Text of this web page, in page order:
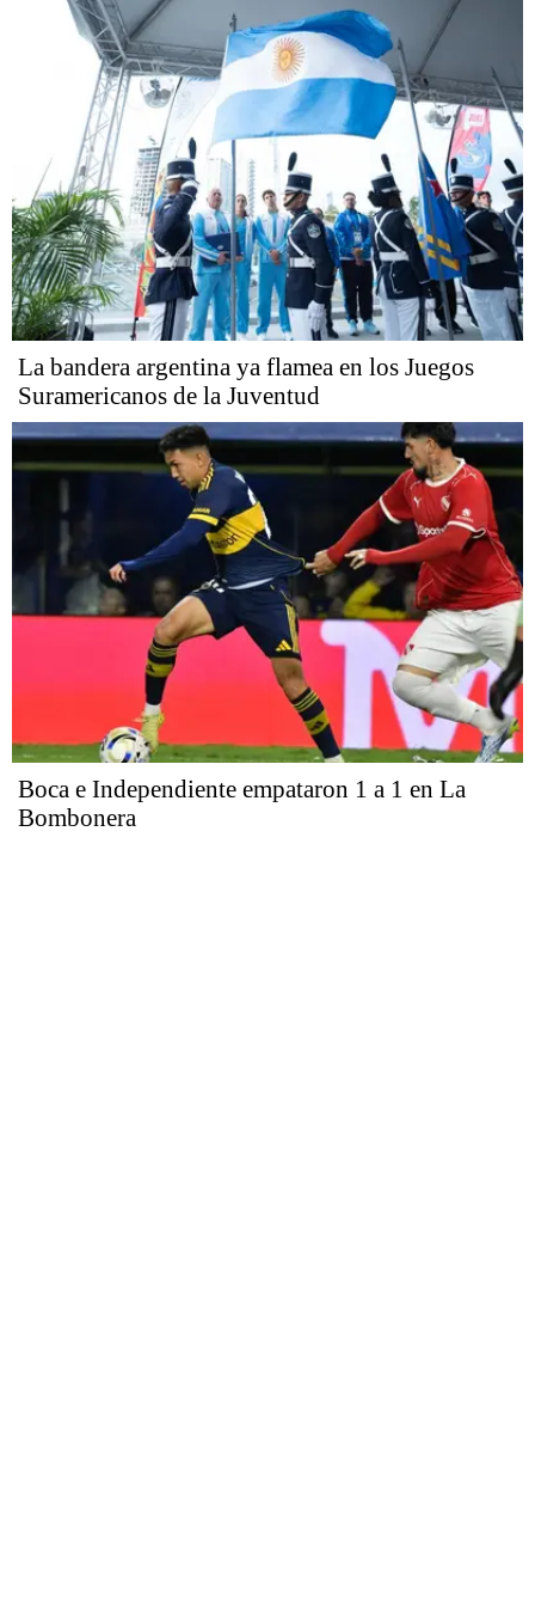
La bandera argentina ya flamea en los Juegos
Suramericanos de la Juventud
Boca e Independiente empataron 1 a 1 en La
Bombonera